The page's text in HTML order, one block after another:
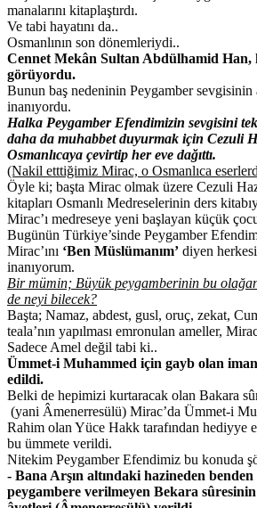
manalarını kitaplaştırdı.
Ve tabi hayatını da..
Osmanlının son dönemleriydi..
Cennet Mekân Sultan Abdülhamid
görüyordu.
Bunun baş nedeninin Peygamber sevgisinin
inanıyordu.
Halka Peygamber Efendimizin sevgisini
daha da muhabbet duyurmak için Cezuli
Osmanlıcaya çevirtip her eve dağıttı.
(Nakil etttiğimiz Mirac, o Osmanlıca
Öyle ki; başta Mirac olmak üzere Cezuli
kitapları Osmanlı Medreselerinin ders
Mirac’ı medreseye yeni başlayan küçük
Bugünün Türkiye’sinde Peygamber
Mirac’ını ‘Ben Müslümanım’ diyen
inanıyorum.
Bir mümin; Büyük peygamberinin bu
de neyi bilecek?
Başta; Namaz, abdest, gusl, oruç, zekat,
teala’nın yapılması emronulan ameller,
Sadece Amel değil tabi ki..
Ümmet-i Muhammed için gayb olan
edildi.
Belki de hepimizi kurtaracak olan Bakara
(yani Âmenerresülü) Mirac’da Ümmet-i
Rahim olan Yüce Hakk tarafından hediyye
bu ümmete verildi.
Nitekim Peygamber Efendimiz bu konuda
- Bana Arşın altındaki hazineden
peygambere verilmeyen Bekara sûresinin